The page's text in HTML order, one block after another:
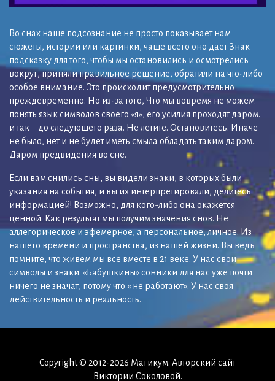
Во снах наше подсознание не просто показывает нам
сюжеты, истории или картинки, чаще всего оно дает Знак –
подсказку для того, чтобы мы остановились и осмотрелись
вокруг, приняли правильное решение, обратили на что-либо
особое внимание. Это происходит предусмотрительно
преждевременно. Но из-за того, Что мы вовремя не можем
понять язык символов своего «я», его усилия проходят даром.
и так – до следующего раза. Не летите. Остановитесь. Иначе
не было, нет и не будет иметь смыла обладать таким даром.
Даром предвидения во сне.
Если вам снились сны, вы видели знаки, в которых были
указания на события, и вы их интерпретировали, делитесь
информацией! Возможно, для кого-либо она окажется
ценной. Как результат мы получим значения снов. Не
аллегорическое и эфемерное, а персональное, личное. Из
нашего времени и пространства, из нашей жизни. Вы ведь
помните, что живем мы все вместе в 21 веке. У нас свои
символы и знаки. «Бабушкины» сонники для нас уже почти
ничего не значат, потому что « не работают». У нас своя
действительность и реальность.
Copyright © 2012-2026 Магикум. Авторский сайт
Виктории Соколовой.